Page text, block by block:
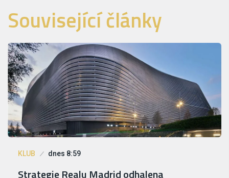
Související články
KLUB dnes 8:59
Strategie Realu Madrid odhalena